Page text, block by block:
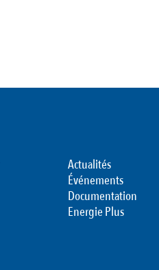
Actualités
Événements
Documentation
Energie Plus